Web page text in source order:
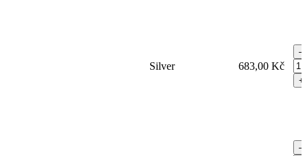
–
na
Silver 683,00 Kč
–
–
+
–